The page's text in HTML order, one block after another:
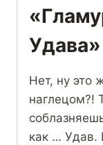
Удава»
Нет, ну это
наглецом?!
как … Удав.